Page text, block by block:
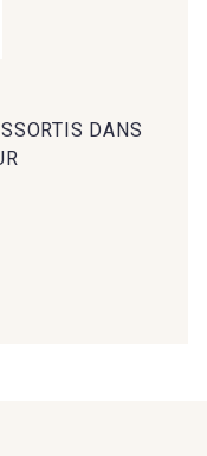
DANS
promotions.